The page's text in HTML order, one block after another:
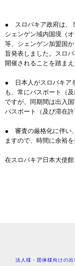
● スロバキア政府は、
シェンゲン域内国境（
等、シェンゲン加盟国
旨発表しました。スロ
開催されることを踏まえ
● 日本人がスロバキア
も、常にパスポート（
ですが、同期間は出入
パスポート（及び滞在
● 審査の厳格化に伴い
ますので、時間に余裕
在スロバキア日本大使館
法人様・団体様向けの